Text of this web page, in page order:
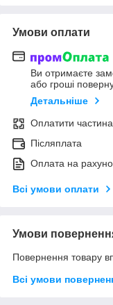
Умови оплати
Ви отримаєте
або гроші
Детальніше
Оплатити
Післяплата
Оплата на
Всі умови оплати
Умови
Повернення товару
Всі умови